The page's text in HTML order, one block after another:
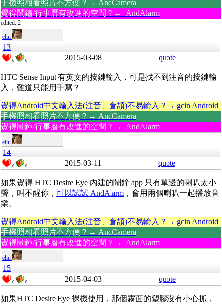
手機照相看照片不方便？→ AndCamera
覺得鬧鐘/行事曆有改進的空間？→ AndAlarm
edited: 2
eliu
13
0 0 2015-03-08 quote
HTC Sense Input 有英文的按鍵輸入，可是找不到注音的按鍵輸
入，難道只能用手寫？
覺得Android中文輸入法(注音、倉頡)不易輸入？→ gcin Android
手機照相看照片不方便？→ AndCamera
覺得鬧鐘/行事曆有改進的空間？→ AndAlarm
eliu
14
0 0 2015-03-11 quote
如果覺得 HTC Desire Eye 內建的鬧鐘 app 只有單邊的喇叭太小
聲，叫不醒你， 可以試試 AndAlarm ，會用兩個喇叭一起播放音
樂。
覺得Android中文輸入法(注音、倉頡)不易輸入？→ gcin Android
手機照相看照片不方便？→ AndCamera
覺得鬧鐘/行事曆有改進的空間？→ AndAlarm
eliu
15
0 0 2015-04-03 quote
如果HTC Desire Eye 裸機使用，那個霧面的塑膠沒有小心抓，